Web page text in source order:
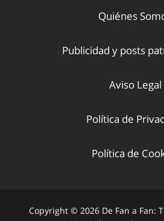
Quiénes
Publicidad y posts
Aviso Legal
Política de
Política de
Copyright © 2026 De Fan a Fan: